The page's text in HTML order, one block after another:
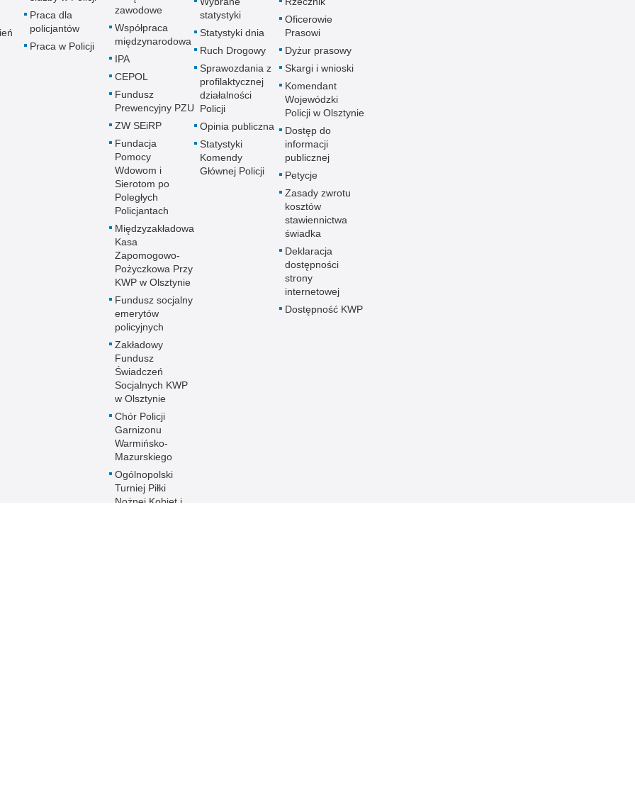
Praca dla
policjantów
Praca w Policji
zawodowe
Współpraca
międzynarodowa
IPA
CEPOL
Fundusz
Prewencyjny PZU
ZW SEiRP
Fundacja
Pomocy
Wdowom i
Sierotom po
Poległych
Policjantach
Międzyzakładowa
Kasa
Zapomogowo-
Pożyczkowa Przy
KWP w Olsztynie
Fundusz socjalny
emerytów
policyjnych
Zakładowy
Fundusz
Świadczeń
Socjalnych KWP
w Olsztynie
Chór Policji
Garnizonu
Warmińsko-
Mazurskiego
Ogólnopolski
Turniej Piłki
Nożnej Kobiet i
statystyki
Statystyki dnia
Ruch Drogowy
Sprawozdania z
profilaktycznej
działalności
Policji
Opinia publiczna
Statystyki
Komendy
Głównej Policji
Oficerowie
Prasowi
Dyżur prasowy
Skargi i wnioski
Komendant
Wojewódzki
Policji w Olsztynie
Dostęp do
informacji
publicznej
Petycje
Zasady zwrotu
kosztów
stawiennictwa
świadka
Deklaracja
dostępności
strony
internetowej
Dostępność KWP